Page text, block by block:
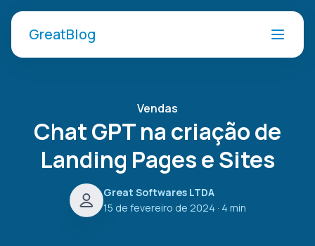
GreatBlog
Vendas
Chat GPT na criação de
Landing Pages e Sites
Great Softwares LTDA
15 de fevereiro de 2024 · 4 min